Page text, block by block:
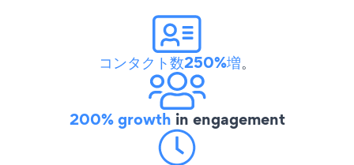
コンタクト数250%増。
200% growth in engagement